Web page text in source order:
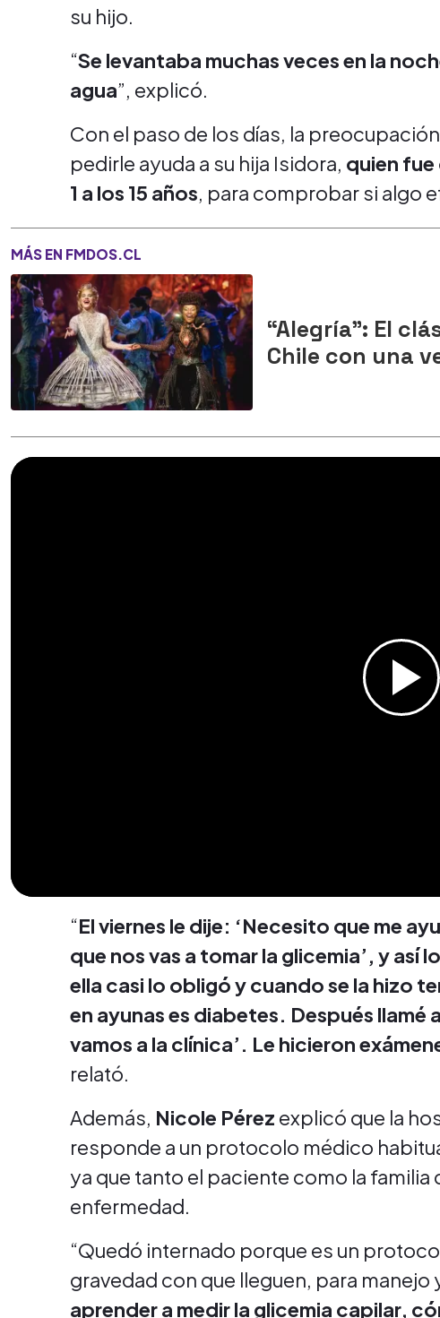
su hijo.
“Se levantaba muchas veces en la
agua”, explicó.
Con el paso de los días, la
pedirle ayuda a su hija Isidora, quien
1 a los 15 años, para comprobar si algo
MÁS EN FMDOS.CL
“Alegría": El
Chile con una
“El viernes le dije: ‘Necesito que me
que nos vas a tomar la glicemia’, y así
ella casi lo obligó y cuando se la hizo
en ayunas es diabetes. Después llamé
vamos a la clínica’. Le hicieron
relató.
Además, Nicole Pérez explicó que la
responde a un protocolo médico
ya que tanto el paciente como la familia
enfermedad.
“Quedó internado porque es un
gravedad con que lleguen, para manejo
aprender a medir la glicemia capilar,